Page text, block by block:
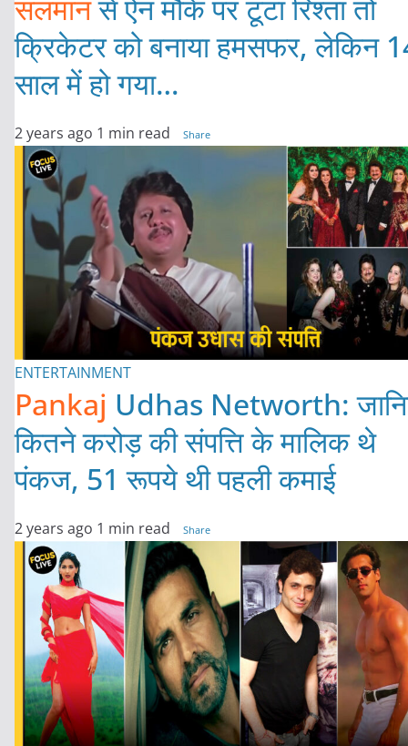
सलमानसे ऐन मौके पर टूटा रिश्ता तो
क्रिकेटर को बनाया हमसफर, लेकिन
साल में हो गया…
2 years ago 1 min read Share
ENTERTAINMENT
Pankaj Udhas Networth:
कितने करोड़ की संपत्ति के मालिक थे
पंकज, 51 रूपये थी पहली कमाई
2 years ago 1 min read Share